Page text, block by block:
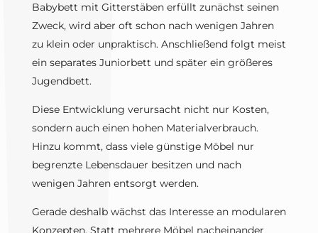
Babybett mit Gitterstäben erfüllt zunächst seinen
Zweck, wird aber oft schon nach wenigen Jahren
zu klein oder unpraktisch. Anschließend folgt meist
ein separates Juniorbett und später ein größeres
Jugendbett.
Diese Entwicklung verursacht nicht nur Kosten,
sondern auch einen hohen Materialverbrauch.
Hinzu kommt, dass viele günstige Möbel nur
begrenzte Lebensdauer besitzen und nach
wenigen Jahren entsorgt werden.
Gerade deshalb wächst das Interesse an modularen
Konzepten. Statt mehrere Möbel nacheinander